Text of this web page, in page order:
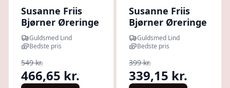
Susanne Friis
Bjørner Øreringe
- SFB - Forgyldt
sølv ørekæde
2
Guldsmed Lind
Bedste pris
549 kr.
466,65 kr.
Susanne Friis
Bjørner Øreringe
- SFB - Sølv
ørekæder med
- 5560-1-174
Guldsmed Lind
Bedste pris
399 kr.
339,15 kr.